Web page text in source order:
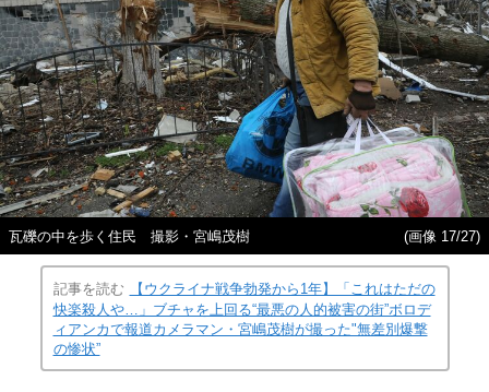
瓦礫の中を歩く住民 撮影・宮嶋茂樹 (画像 17/27)
記事を読む
【ウクライナ戦争勃発から1年】「これはただの
快楽殺人や…」ブチャを上回る“最悪の人的被害の街”ボロデ
ィアンカで報道カメラマン・宮嶋茂樹が撮った"無差別爆撃
の惨状”